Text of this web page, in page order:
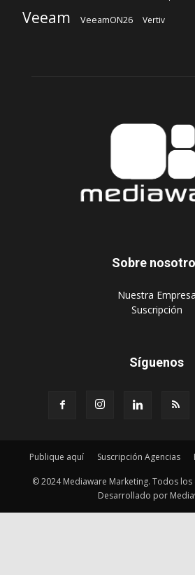
Veeam VeeamON26 Vertiv
Sobre
‎Nuestra Empresa
‎Suscripción
Síguenos
Publique aquí Suscripción Agencias
© 2024 Mediaware Marketing. Todos
Desarrollado por